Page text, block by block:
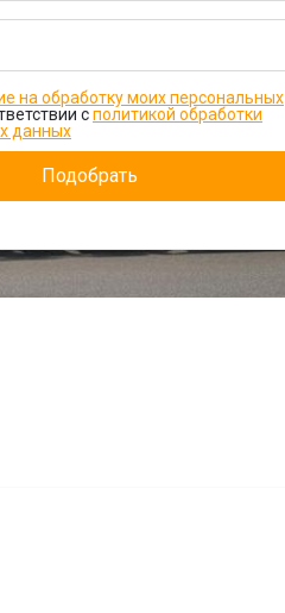
на обработку моих персональных
сполитикой обработки
данных